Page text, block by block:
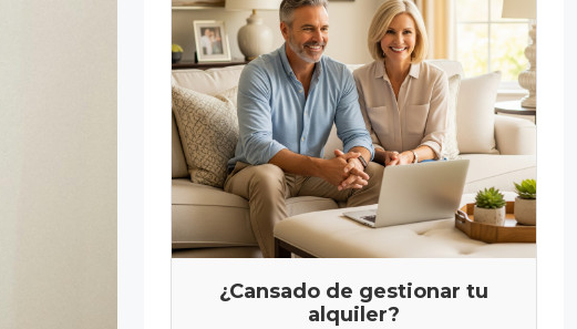
¿Cansado de gestionar tu
alquiler?